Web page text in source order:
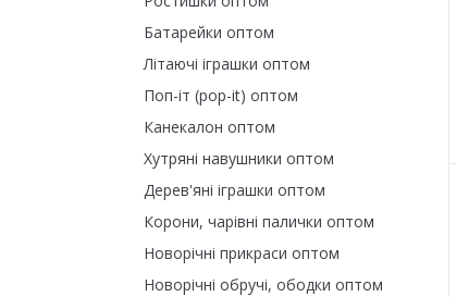
Батарейки оптом
Літаючі іграшки оптом
Поп-іт (pop-it) оптом
Канекалон оптом
Хутряні навушники оптом
Дерев'яні іграшки оптом
Корони, чарівні палички оптом
Новорічні прикраси оптом
Новорічні обручі, ободки оптом